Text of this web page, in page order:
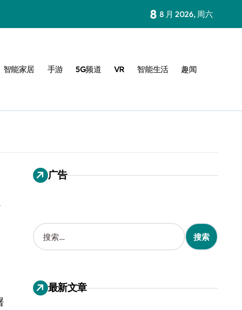
8 8 月 2026, 周六
智能家居 手游 5G频道 VR 智能生活 趣闻
广告
搜
索
：
最新文章